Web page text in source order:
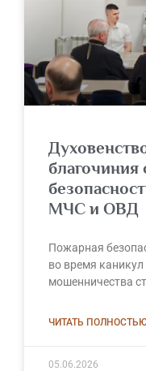
МЧС и ОВД
Пожарная
во время каникул
мошенничества
ЧИТАТЬ
05.06.2026